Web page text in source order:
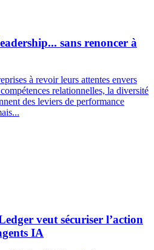
sans renoncer à
à revoir leurs attentes envers
relationnelles, la diversité
des leviers de performance
veut sécuriser l’action
IA